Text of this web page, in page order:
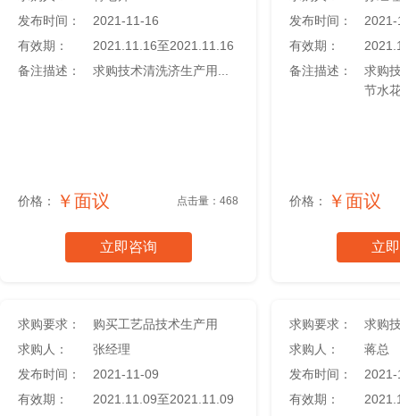
发布时间：
2021-11-16
有效期：
2021.11.16至2021.11.16
备注描述：
求购技术清洗济生产用...
价格： ￥面议 点击量：468
立即咨询
发布时间：
有效期：
备注描述：
求购
节水
价格： ￥面议
立
求购要求：
购买工艺品技术生产用
求购人：
张经理
发布时间：
2021-11-09
有效期：
2021.11.09至2021.11.09
求购要求：
求购人：
蒋总
发布时间：
有效期：